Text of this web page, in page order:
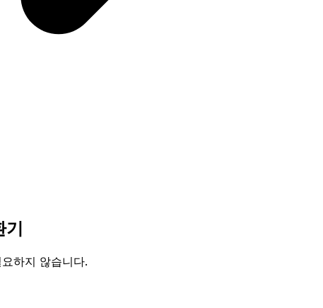
하지 않습니다.